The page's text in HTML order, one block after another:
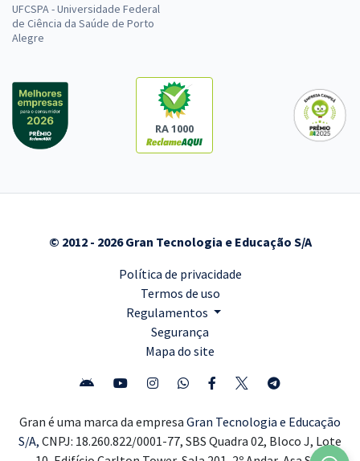
UFCSPA - Universidade Federal
de Ciência da Saúde de Porto
Alegre
RA 1000
© 2012 - 2026 Gran Tecnologia e Educação S/A
Política de privacidade
Termos de uso
Regulamentos
Segurança
Mapa do site
Gran é uma marca da empresa Gran Tecnologia e Educação
S/A, CNPJ: 18.260.822/0001-77, SBS Quadra 02, Bloco J, Lote